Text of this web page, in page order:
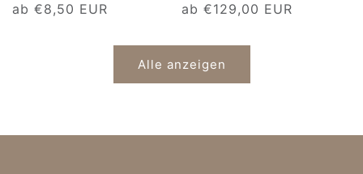
Normaler
ab €8,50 EUR
Normaler
ab €129,00 EUR
Alle anzeigen